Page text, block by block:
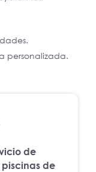
personalizada.
de
de